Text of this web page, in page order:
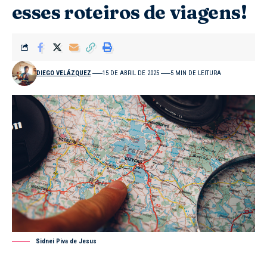
esses roteiros de viagens!
DIEGO VELÁZQUEZ 15 DE ABRIL DE 2025 5 MIN DE LEITURA
Sidnei Piva de Jesus